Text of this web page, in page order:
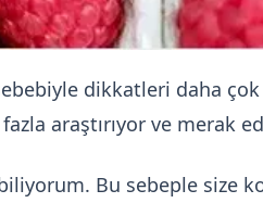
dikkatleri daha çok
araştırıyor ve merak
Bu sebeple size